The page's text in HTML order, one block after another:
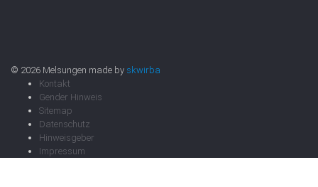
© 2026 Melsungen made by skwirba
Kontakt
Gender Hinweis
Sitemap
Datenschutz
Hinweisgeber
Impressum